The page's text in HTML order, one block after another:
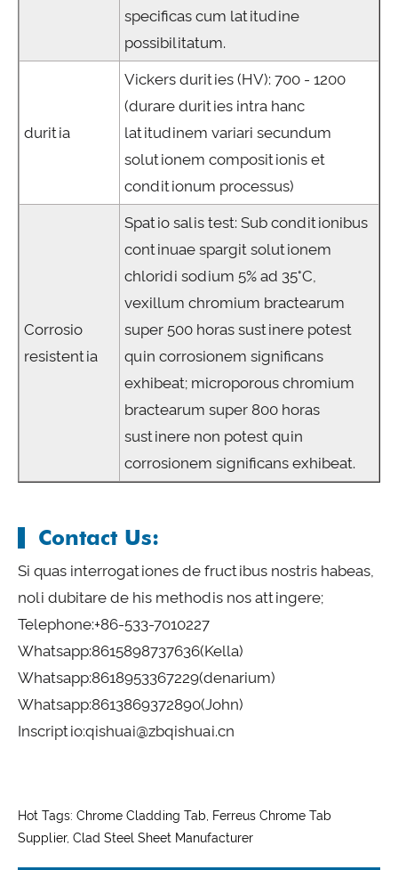
specificas cum latitudine
possibilitatum.
duritia
Vickers durities (HV): 700 - 1200
(durare durities intra hanc
latitudinem variari secundum
solutionem compositionis et
conditionum processus)
Corrosio
resistentia
Spatio salis test: Sub conditionibus
continuae spargit solutionem
chloridi sodium 5% ad 35°C,
vexillum chromium bractearum
super 500 horas sustinere potest
quin corrosionem significans
exhibeat; microporous chromium
bractearum super 800 horas
sustinere non potest quin
corrosionem significans exhibeat.
Contact Us:
Si quas interrogationes de fructibus nostris habeas,
noli dubitare de his methodis nos attingere;
Telephone:+86-533-7010227
Whatsapp:8615898737636(Kella)
Whatsapp:8618953367229(denarium)
Whatsapp:8613869372890(John)
Inscriptio:qishuai@zbqishuai.cn
Hot Tags: Chrome Cladding Tab, Ferreus Chrome Tab
Supplier, Clad Steel Sheet Manufacturer